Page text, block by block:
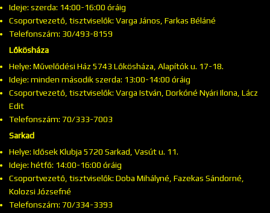
Ideje: szerda: 14:00-16:00 óráig
Csoportvezető, tisztviselők: Varga János, Farkas Béláné
Telefonszám: 30/493-8159
Lőkösháza
Helye: Művelődési Ház 5743 Lőkösháza, Alapítók u. 17-18.
Ideje: minden második szerda: 13:00-14:00 óráig
Csoportvezető, tisztviselők: Varga István, Dorkóné Nyári Ilona, Lácz
Edit
Telefonszám: 70/333-7003
Sarkad
Helye: Idősek Klubja 5720 Sarkad, Vasút u. 11.
Ideje: hétfő: 14:00-16:00 óráig
Csoportvezető, tisztviselők: Doba Mihályné, Fazekas Sándorné,
Kolozsi Józsefné
Telefonszám: 70/334-3393